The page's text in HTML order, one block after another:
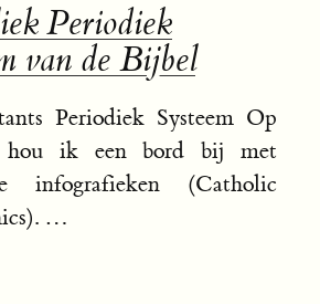
Periodiek
van de Bijbel
Periodiek Systeem Op
hou ik een bord bij met
infografieken (Catholic
…